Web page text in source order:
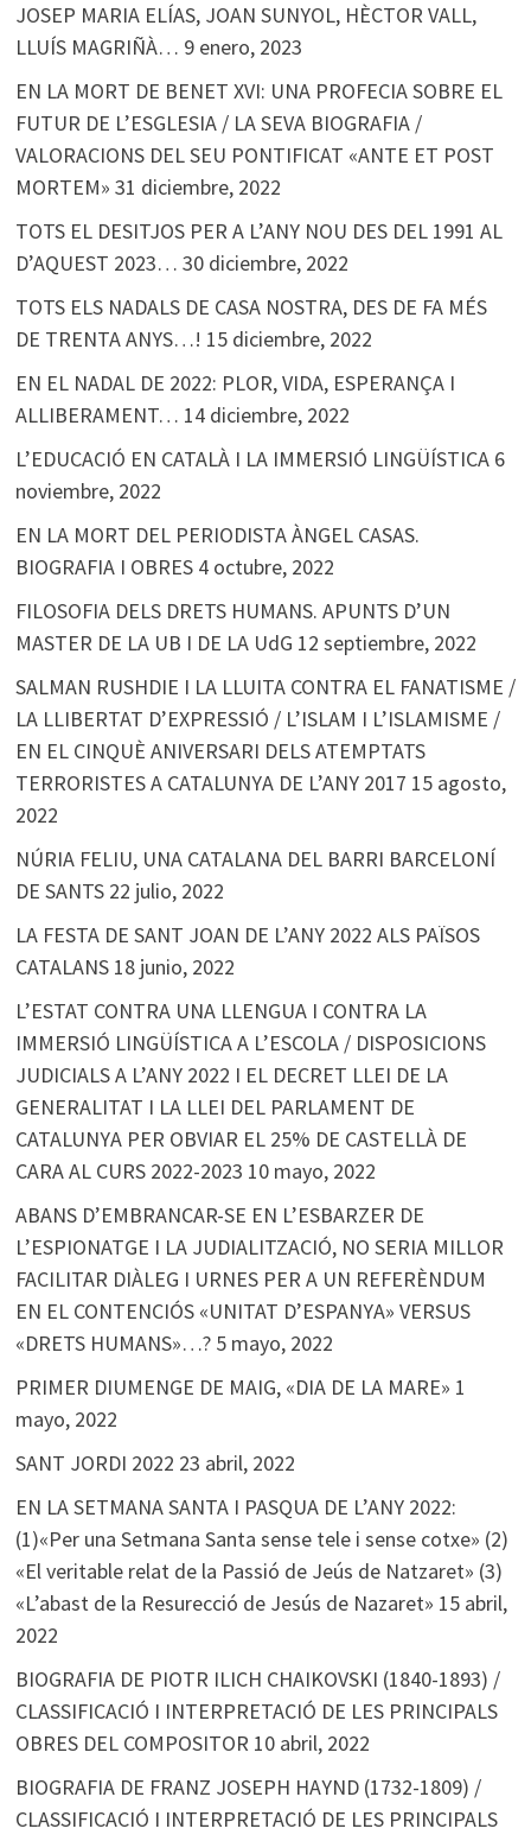
JOSEP MARIA ELÍAS, JOAN SUNYOL, HÈCTOR VALL,
LLUÍS MAGRIÑÀ… 9 enero, 2023
EN LA MORT DE BENET XVI: UNA PROFECIA SOBRE EL
FUTUR DE L’ESGLESIA / LA SEVA BIOGRAFIA /
VALORACIONS DEL SEU PONTIFICAT «ANTE ET POST
MORTEM» 31 diciembre, 2022
TOTS EL DESITJOS PER A L’ANY NOU DES DEL 1991 AL
D’AQUEST 2023… 30 diciembre, 2022
TOTS ELS NADALS DE CASA NOSTRA, DES DE FA MÉS
DE TRENTA ANYS…! 15 diciembre, 2022
EN EL NADAL DE 2022: PLOR, VIDA, ESPERANÇA I
ALLIBERAMENT… 14 diciembre, 2022
L’EDUCACIÓ EN CATALÀ I LA IMMERSIÓ LINGÜÍSTICA 6
noviembre, 2022
EN LA MORT DEL PERIODISTA ÀNGEL CASAS.
BIOGRAFIA I OBRES 4 octubre, 2022
FILOSOFIA DELS DRETS HUMANS. APUNTS D’UN
MASTER DE LA UB I DE LA UdG 12 septiembre, 2022
SALMAN RUSHDIE I LA LLUITA CONTRA EL FANATISME /
LA LLIBERTAT D’EXPRESSIÓ / L’ISLAM I L’ISLAMISME /
EN EL CINQUÈ ANIVERSARI DELS ATEMPTATS
TERRORISTES A CATALUNYA DE L’ANY 2017 15 agosto,
2022
NÚRIA FELIU, UNA CATALANA DEL BARRI BARCELONÍ
DE SANTS 22 julio, 2022
LA FESTA DE SANT JOAN DE L’ANY 2022 ALS PAÏSOS
CATALANS 18 junio, 2022
L’ESTAT CONTRA UNA LLENGUA I CONTRA LA
IMMERSIÓ LINGÜÍSTICA A L’ESCOLA / DISPOSICIONS
JUDICIALS A L’ANY 2022 I EL DECRET LLEI DE LA
GENERALITAT I LA LLEI DEL PARLAMENT DE
CATALUNYA PER OBVIAR EL 25% DE CASTELLÀ DE
CARA AL CURS 2022-2023 10 mayo, 2022
ABANS D’EMBRANCAR-SE EN L’ESBARZER DE
L’ESPIONATGE I LA JUDIALITZACIÓ, NO SERIA MILLOR
FACILITAR DIÀLEG I URNES PER A UN REFERÈNDUM
EN EL CONTENCIÓS «UNITAT D’ESPANYA» VERSUS
«DRETS HUMANS»…? 5 mayo, 2022
PRIMER DIUMENGE DE MAIG, «DIA DE LA MARE» 1
mayo, 2022
SANT JORDI 2022 23 abril, 2022
EN LA SETMANA SANTA I PASQUA DE L’ANY 2022:
(1)«Per una Setmana Santa sense tele i sense cotxe» (2)
«El veritable relat de la Passió de Jeús de Natzaret» (3)
«L’abast de la Resurecció de Jesús de Nazaret» 15 abril,
2022
BIOGRAFIA DE PIOTR ILICH CHAIKOVSKI (1840-1893) /
CLASSIFICACIÓ I INTERPRETACIÓ DE LES PRINCIPALS
OBRES DEL COMPOSITOR 10 abril, 2022
BIOGRAFIA DE FRANZ JOSEPH HAYND (1732-1809) /
CLASSIFICACIÓ I INTERPRETACIÓ DE LES PRINCIPALS